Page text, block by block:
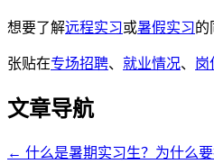
想要了解远程实习或暑假实习的
张贴在专场招聘、 就业情况、 岗
文章导航
← 什么是暑期实习生？为什么